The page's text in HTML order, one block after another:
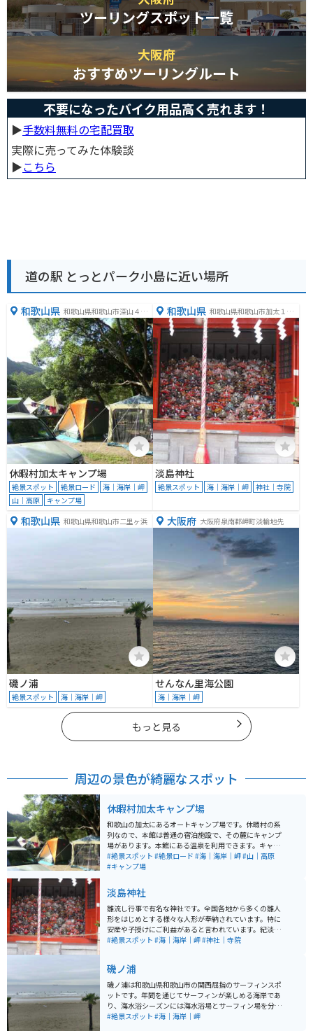
ツーリングスポット一覧
大阪府
おすすめツーリングルート
不要になったバイク用品高く売れます！
▶︎手数料無料の宅配買取
実際に売ってみた体験談
▶︎こちら
道の駅 とっとパーク小島に近い場所
和歌山県 和歌山県和歌山市深山４８
３
休暇村加太キャンプ場
絶景スポット 絶景ロード
海｜海岸｜岬
山｜高原
キャンプ場
和歌山県 和歌山県和歌山市加太１１
８
淡島神社
絶景スポット 海｜海岸｜岬 神社｜寺院
和歌山県 和歌山県和歌山市二里ヶ浜
磯ノ浦
絶景スポット 海｜海岸｜岬
大阪府 大阪府泉南郡岬町淡輪地先
せんなん里海公園
海｜海岸｜岬
もっと見る
周辺の景色が綺麗なスポット
休暇村加太キャンプ場
和歌山の加太にあるオートキャンプ場です。休暇村の系
列なので、本館は普通の宿泊施設で、その麓にキャンプ
場があります。本館にある温泉を利用できます。キャン
プ場内にはシャワーがあります。 AC電源が利用でき、サ
イト内に車を停めれます。夜にはキャンプ場内にある芝
あり、海水浴場にも車で約4分です。
#絶景スポット #絶景ロード #海｜海岸｜岬#山｜高原
#キャンプ場
淡島神社
雛流し行事で有名な神社です。全国各地から多くの雛人
形をはじめとする様々な人形が奉納されています。特に
安産や子授けにご利益があると言われています。紀淡海
峡のすぐ脇に位置しており、和歌山市内中心部からは約
#絶景スポット #海｜海岸｜岬#神社｜寺院
磯ノ浦
磯ノ浦は和歌山県和歌山市の関西屈指のサーフィンスポ
ットです。年間を通じてサーフィンが楽しめる海岸であ
り、海水浴シーズンには海水浴場とサーフィン場を分け
て運営されています。小さな子どもからサーフィンの上
#絶景スポット #海｜海岸｜岬